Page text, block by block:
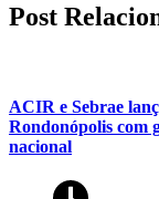
Post
ACIR e Sebrae
Rondonópolis com
nacional